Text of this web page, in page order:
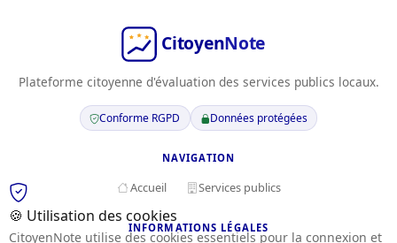
Plateforme citoyenne d'évaluation des services publics locaux.
Conforme RGPD Données protégées
NAVIGATION
Accueil Services publics
INFORMATIONS LÉGALES
🍪 Utilisation des cookies
CitoyenNote utilise des cookies essentiels pour la connexion et